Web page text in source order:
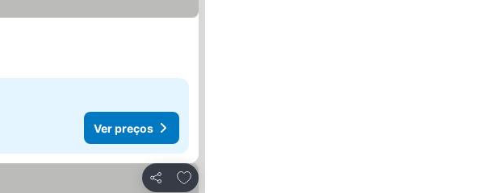
Ver preços
Partilhar
Adicionar aos favoritos